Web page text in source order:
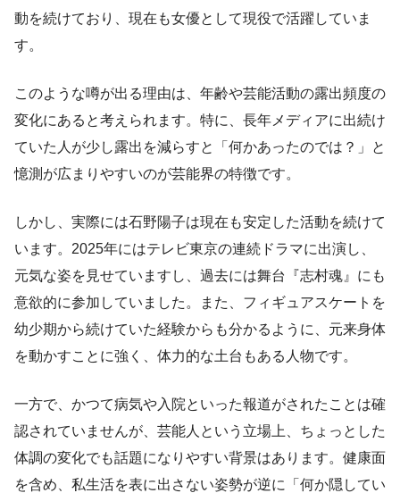
動を続けており、現在も女優として現役で活躍していま
す。
このような噂が出る理由は、年齢や芸能活動の露出頻度の
変化にあると考えられます。特に、長年メディアに出続け
ていた人が少し露出を減らすと「何かあったのでは？」と
憶測が広まりやすいのが芸能界の特徴です。
しかし、実際には石野陽子は現在も安定した活動を続けて
います。2025年にはテレビ東京の連続ドラマに出演し、
元気な姿を見せていますし、過去には舞台『志村魂』にも
意欲的に参加していました。また、フィギュアスケートを
幼少期から続けていた経験からも分かるように、元来身体
を動かすことに強く、体力的な土台もある人物です。
一方で、かつて病気や入院といった報道がされたことは確
認されていませんが、芸能人という立場上、ちょっとした
体調の変化でも話題になりやすい背景はあります。健康面
を含め、私生活を表に出さない姿勢が逆に「何か隠してい